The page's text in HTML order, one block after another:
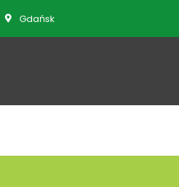
Gdańsk